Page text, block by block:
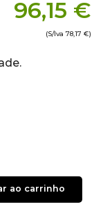
96,15 €
(S/Iva 78,17 €)
ao carrinho